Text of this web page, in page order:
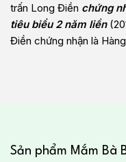
trấn Long Điền chứng
tiêu biểu 2 năm liền
Điền chứng nhận là
Sản phẩm Mắm Bà